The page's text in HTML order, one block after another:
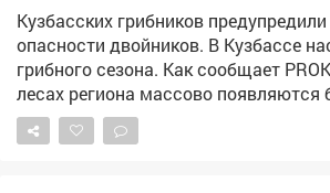
Кузбасских грибников
опасности двойников. В Кузбассе наступает пик
грибного сезона. Как сообщает PROKUZBASS.RU , в
лесах региона массово появляются
подосиновики и лисички. Однако
корзину могут попасть и опасные